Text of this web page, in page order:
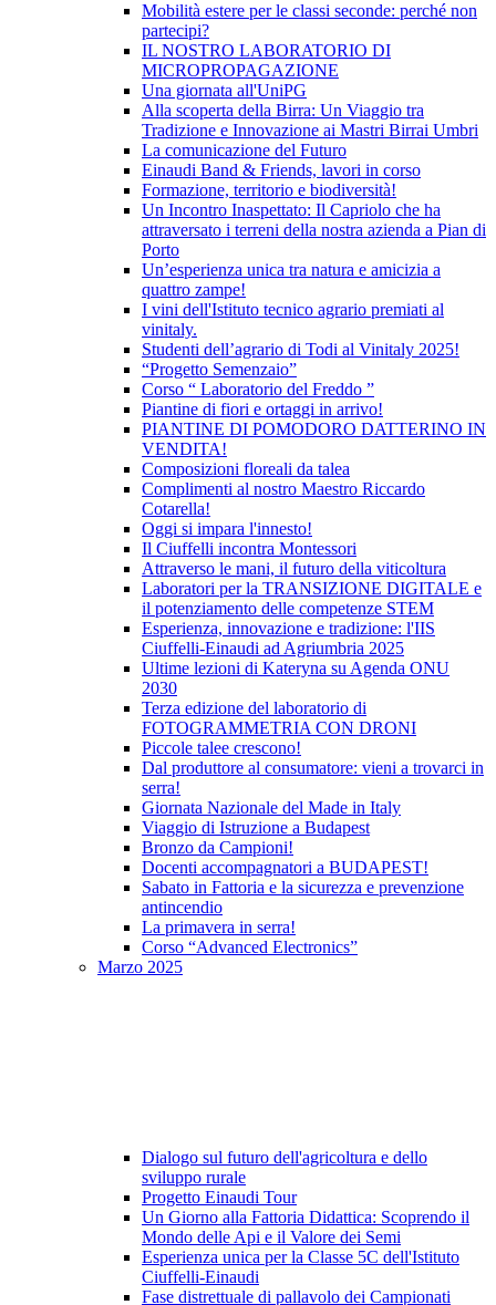
Mobilità estere per le classi seconde: perché non
partecipi?
IL NOSTRO LABORATORIO DI
MICROPROPAGAZIONE
Una giornata all'UniPG
Alla scoperta della Birra: Un Viaggio tra
Tradizione e Innovazione ai Mastri Birrai Umbri
La comunicazione del Futuro
Einaudi Band & Friends, lavori in corso
Formazione, territorio e biodiversità!
Un Incontro Inaspettato: Il Capriolo che ha
attraversato i terreni della nostra azienda a Pian di
Porto
Un’esperienza unica tra natura e amicizia a
quattro zampe!
I vini dell'Istituto tecnico agrario premiati al
vinitaly.
Studenti dell’agrario di Todi al Vinitaly 2025!
“Progetto Semenzaio”
Corso “ Laboratorio del Freddo ”
Piantine di fiori e ortaggi in arrivo!
PIANTINE DI POMODORO DATTERINO IN
VENDITA!
Composizioni floreali da talea
Complimenti al nostro Maestro Riccardo
Cotarella!
Oggi si impara l'innesto!
Il Ciuffelli incontra Montessori
Attraverso le mani, il futuro della viticoltura
Laboratori per la TRANSIZIONE DIGITALE e
il potenziamento delle competenze STEM
Esperienza, innovazione e tradizione: l'IIS
Ciuffelli-Einaudi ad Agriumbria 2025
Ultime lezioni di Kateryna su Agenda ONU
2030
Terza edizione del laboratorio di
FOTOGRAMMETRIA CON DRONI
Piccole talee crescono!
Dal produttore al consumatore: vieni a trovarci in
serra!
Giornata Nazionale del Made in Italy
Viaggio di Istruzione a Budapest
Bronzo da Campioni!
Docenti accompagnatori a BUDAPEST!
Sabato in Fattoria e la sicurezza e prevenzione
antincendio
La primavera in serra!
Corso “Advanced Electronics”
Marzo 2025
Dialogo sul futuro dell'agricoltura e dello
sviluppo rurale
Progetto Einaudi Tour
Un Giorno alla Fattoria Didattica: Scoprendo il
Mondo delle Api e il Valore dei Semi
Esperienza unica per la Classe 5C dell'Istituto
Ciuffelli-Einaudi
Fase distrettuale di pallavolo dei Campionati